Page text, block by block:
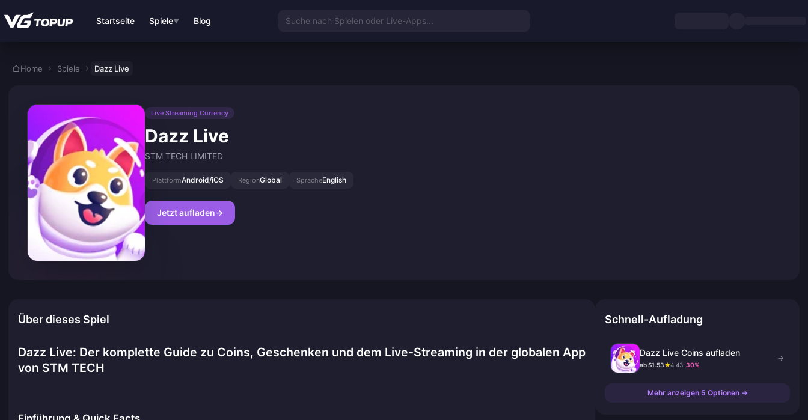
Startseite Spiele▼ Blog Suche nach Spielen oder Live-Apps...
Home Spiele Dazz Live
Live Streaming Currency
Dazz Live
STM TECH LIMITED
PlattformAndroid/iOS RegionGlobal SpracheEnglish
Jetzt aufladen→
Über dieses Spiel
Dazz Live: Der komplette Guide zu Coins, Geschenken und dem Live-Streaming in der globalen App
von STM TECH
Schnell-Aufladung
Dazz Live Coins aufladen
ab $1.53★4.43-30%
→
Mehr anzeigen 5 Optionen →